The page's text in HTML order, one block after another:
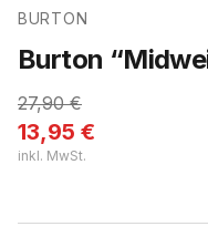
BURTON
Burton
27,90€
13,95 €
inkl. MwSt.